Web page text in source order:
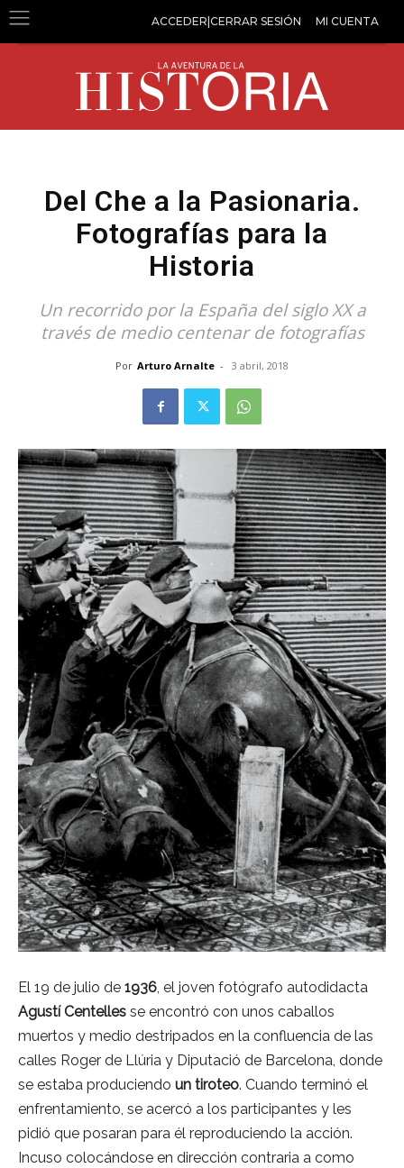
ACCEDER|CERRAR SESIÓN MI CUENTA
Del Che a la Pasionaria.
Fotografías para la
Historia
Un recorrido por la España del siglo XX a
través de medio centenar de fotografías
Por Arturo Arnalte - 3 abril, 2018
El 19 de julio de 1936, el joven fotógrafo autodidacta
Agustí Centelles se encontró con unos caballos
muertos y medio destripados en la confluencia de las
calles Roger de Llúria y Diputació de Barcelona, donde
se estaba produciendo un tiroteo. Cuando terminó el
enfrentamiento, se acercó a los participantes y les
pidió que posaran para él reproduciendo la acción.
Incuso colocándose en dirección contraria a como